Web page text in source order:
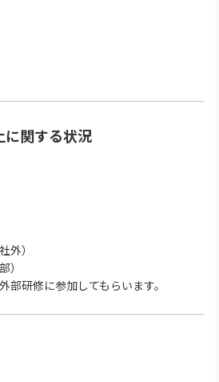
に関する状況
外）
）
研修に参加してもらいます。